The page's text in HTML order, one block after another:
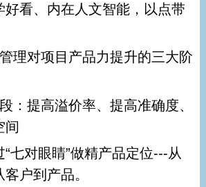
好看、内在人文智能，以点带
理对项目产品力提升的三大阶
：提高溢价率、提高准确度、
间
七对眼睛”做精产品定位---从
户到产品。